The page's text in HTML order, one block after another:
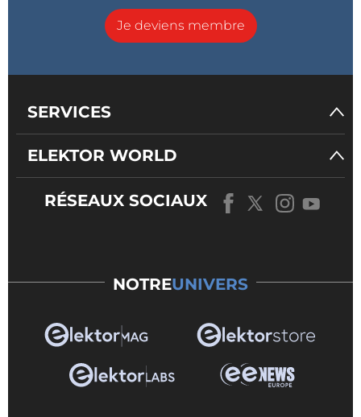
Je deviens membre
SERVICES
ELEKTOR WORLD
RÉSEAUX SOCIAUX
NOTREUNIVERS